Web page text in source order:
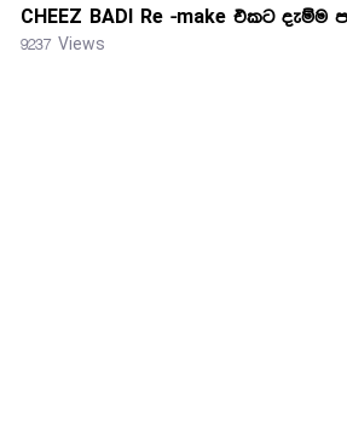
CHEEZ BADI Re -make එකට දැම්ම
9237 Views